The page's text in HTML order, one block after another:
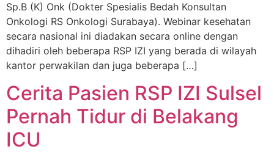
Sp.B (K) Onk (Dokter Spesialis Bedah Konsultan
Onkologi RS Onkologi Surabaya). Webinar kesehatan
secara nasional ini diadakan secara online dengan
dihadiri oleh beberapa RSP IZI yang berada di wilayah
kantor perwakilan dan juga beberapa […]
Cerita Pasien RSP IZI Sulsel
Pernah Tidur di Belakang
ICU